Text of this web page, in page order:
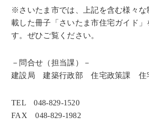
※さいたま市では、上記を含む様々な
載した冊子「さいたま市住宅ガイド」
す。ぜひご覧ください。
－問合せ（担当課）－
建設局 建築行政部 住宅政策課 住
TEL 048-829-1520
FAX 048-829-1982